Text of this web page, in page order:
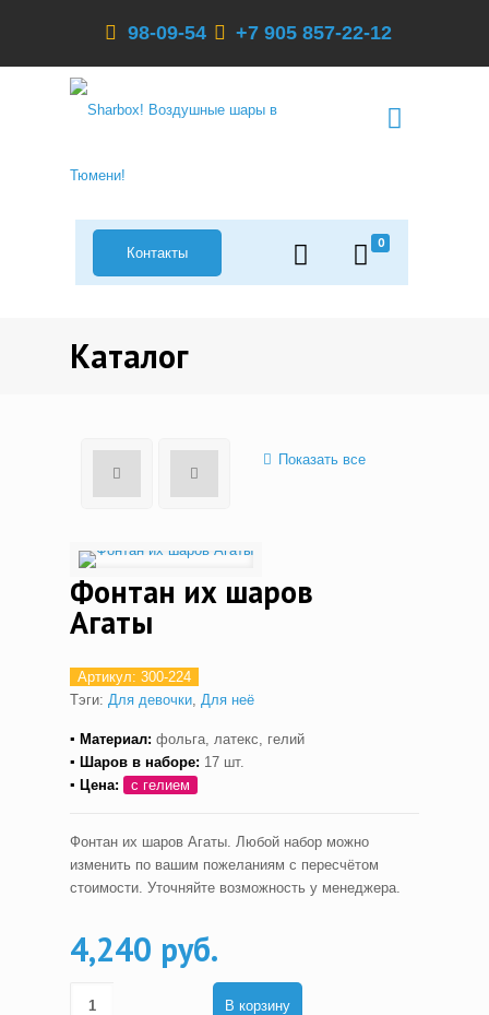
98-09-54 +7 905 857-22-12
0
Контакты
Каталог
Показать все
Фонтан их шаров
Агаты
Артикул: 300-224
Тэги: Для девочки, Для неё
▪ Материал: фольга, латекс, гелий
▪ Шаров в наборе: 17 шт.
▪ Цена:
с гелием
Фонтан их шаров Агаты. Любой набор можно
изменить по вашим пожеланиям с пересчётом
стоимости. Уточняйте возможность у менеджера.
4,240 руб.
В корзину